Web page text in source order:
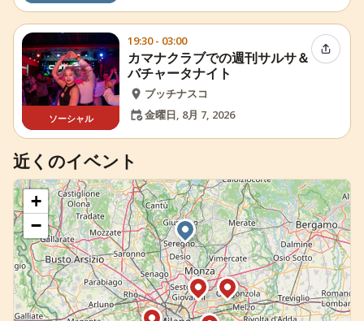
ソーシャル
19:30 - 03:00
カマナクラブでの週刊サルサ＆
バチャータナイト
ブッチナスコ
金曜日, 8月 7, 2026
イベン
近くのイベント
+
−